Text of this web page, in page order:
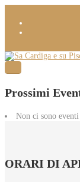
Prossimi
Non ci sono
ORARI DI